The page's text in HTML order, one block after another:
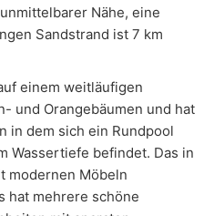
Nähe, eine
Sandstrand ist 7 km
einem weitläufigen
und Orangebäumen und hat
in dem sich ein Rundpool
Wassertiefe befindet. Das in
modernen Möbeln
hat mehrere schöne